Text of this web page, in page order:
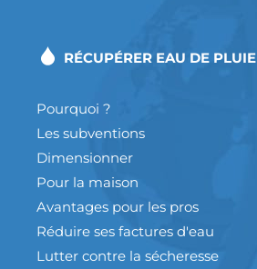
RÉCUPÉRER EAU DE PLUIE
Pourquoi ?
Les subventions
Dimensionner
Pour la maison
Avantages pour les pros
Réduire ses factures d'eau
Lutter contre la sécheresse